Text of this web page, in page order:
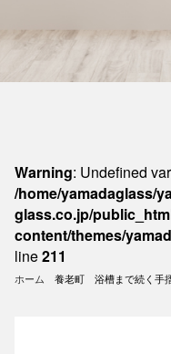
Warning: Undefined
/home/yamadaglass/
glass.co.jp/
content/themes/
line211
ホーム 養老町 浴槽まで続く手